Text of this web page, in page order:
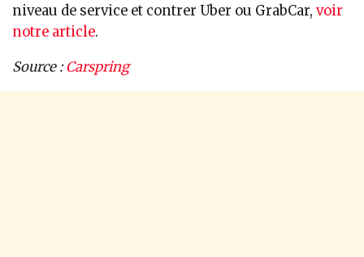
niveau de service et contrer Uber ou GrabCar, voir
notre article.
Source :Carspring